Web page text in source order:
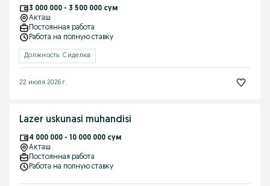
3 000 000 - 3 500 000 сум
Акташ
Постоянная работа
Работа на полную ставку
Должность: Сиделка
22 июля 2026 г.
Lazer uskunasi muhandisi
4 000 000 - 10 000 000 сум
Акташ
Постоянная работа
Работа на полную ставку